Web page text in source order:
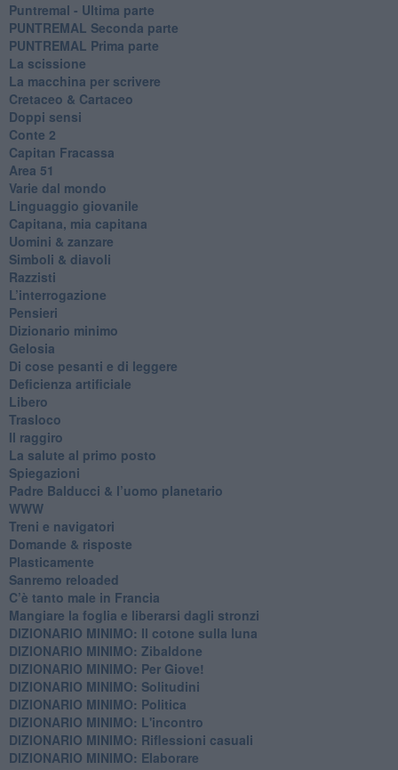
Puntremal - Ultima parte
PUNTREMAL Seconda parte
​PUNTREMAL Prima parte
La scissione
La macchina per scrivere
Cretaceo & Cartaceo
Doppi sensi
​Conte 2
​Capitan Fracassa
​Area 51
Varie dal mondo
​Linguaggio giovanile
​Capitana, mia capitana
Uomini & zanzare
​Simboli & diavoli
Razzisti
​L’interrogazione
Pensieri
​Dizionario minimo
Gelosia
Di cose pesanti e di leggere
​Deficienza artificiale
Libero
Trasloco
Il raggiro
​La salute al primo posto
Spiegazioni
Padre Balducci & l’uomo planetario
WWW
​Treni e navigatori
​Domande & risposte
​Plasticamente
Sanremo reloaded
C’è tanto male in Francia
​Mangiare la foglia e liberarsi dagli stronzi
DIZIONARIO MINIMO: Il cotone sulla luna
DIZIONARIO MINIMO: Zibaldone
DIZIONARIO MINIMO: Per Giove!
DIZIONARIO MINIMO: Solitudini
DIZIONARIO MINIMO: Politica
DIZIONARIO MINIMO: L'incontro
DIZIONARIO MINIMO: Riflessioni casuali
DIZIONARIO MINIMO: Elaborare